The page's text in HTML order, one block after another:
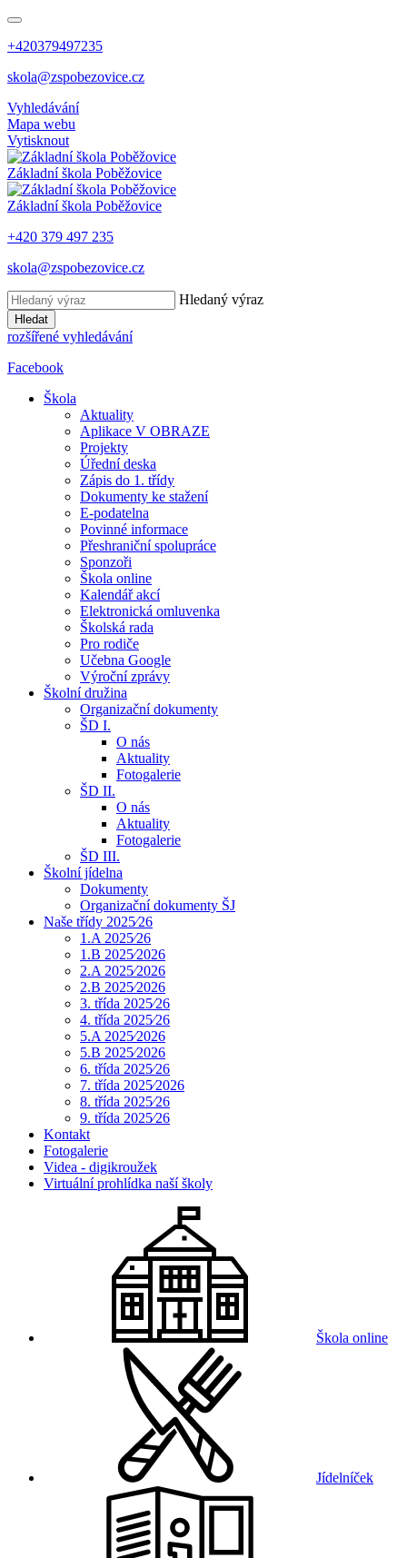
+420379497235
skola@zspobezovice.cz
Vyhledávání
Mapa webu
Vytisknout
Základní škola Poběžovice
Základní škola Poběžovice
+420 379 497 235
skola@zspobezovice.cz
Hledaný výraz
Hledat
rozšířené vyhledávání
Facebook
Škola
Aktuality
Aplikace V OBRAZE
Projekty
Úřední deska
Zápis do 1. třídy
Dokumenty ke stažení
E-podatelna
Povinné informace
Přeshraniční spolupráce
Sponzoři
Škola online
Kalendář akcí
Elektronická omluvenka
Školská rada
Pro rodiče
Učebna Google
Výroční zprávy
Školní družina
Organizační dokumenty
ŠD I.
O nás
Aktuality
Fotogalerie
ŠD II.
O nás
Aktuality
Fotogalerie
ŠD III.
Školní jídelna
Dokumenty
Organizační dokumenty ŠJ
Naše třídy 2025⁄26
1.A 2025⁄26
1.B 2025⁄2026
2.A 2025⁄2026
2.B 2025⁄2026
3. třída 2025⁄26
4. třída 2025⁄26
5.A 2025⁄2026
5.B 2025⁄2026
6. třída 2025⁄26
7. třída 2025⁄2026
8. třída 2025⁄26
9. třída 2025⁄26
Kontakt
Fotogalerie
Videa - digikroužek
Virtuální prohlídka naší školy
Škola online
Jídelníček